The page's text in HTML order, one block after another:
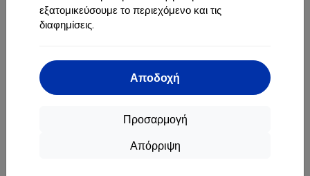
εξατομικεύσουμε το περιεχόμενο και τις
διαφημίσεις.
Αποδοχή
Προσαρμογή
Απόρριψη
ΑΦΜ ΦΠΑ:SK2023549671
Επικοινωνία
info@top4mobile.eu